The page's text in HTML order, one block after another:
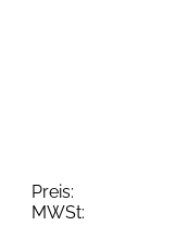
Preis:
MWSt: